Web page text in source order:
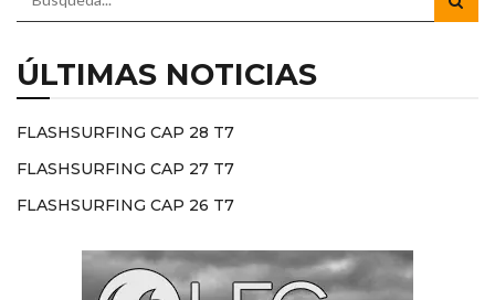
ÚLTIMAS NOTICIAS
FLASHSURFING CAP 28 T7
FLASHSURFING CAP 27 T7
FLASHSURFING CAP 26 T7